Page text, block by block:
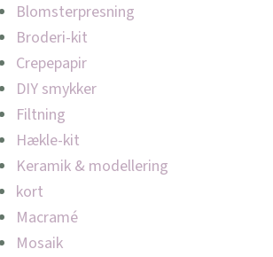
Blomsterpresning
Broderi-kit
Crepepapir
DIY smykker
Filtning
Hækle-kit
Keramik & modellering
kort
Macramé
Mosaik